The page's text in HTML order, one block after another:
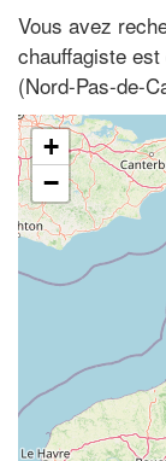
Vous avez
chauffagiste
(Nord-Pas-de-
+
−